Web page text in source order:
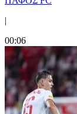
|
00:06